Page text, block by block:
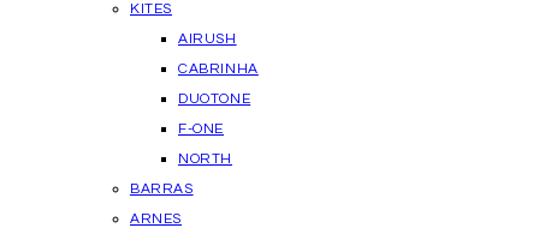
KITES
AIRUSH
CABRINHA
DUOTONE
F-ONE
NORTH
BARRAS
ARNES